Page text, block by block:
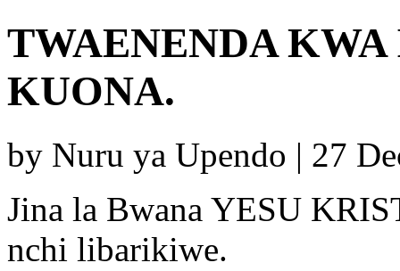
TWAENENDA
KUONA.
by Nuru ya Upendo | 27
Jina la Bwana YESU
nchi libarikiwe.